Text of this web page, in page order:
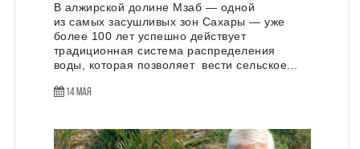
В алжирской долине Мзаб — одной
из самых засушливых зон Сахары — уже
более 100 лет успешно действует
традиционная система распределения
воды, которая позволяет вести сельское...
14 Мая